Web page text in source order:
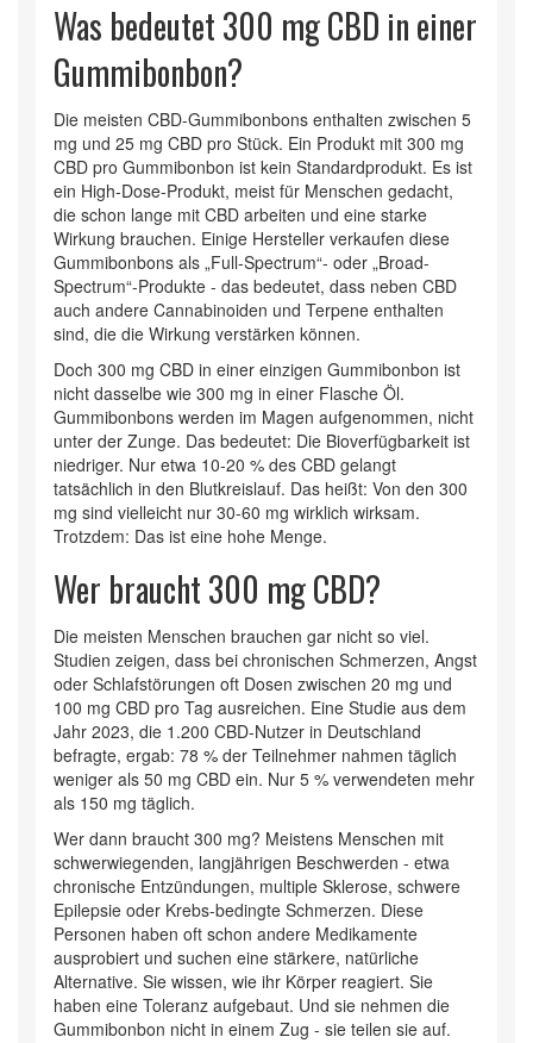
Was bedeutet 300 mg CBD in einer
Gummibonbon?
Die meisten CBD-Gummibonbons enthalten zwischen 5
mg und 25 mg CBD pro Stück. Ein Produkt mit 300 mg
CBD pro Gummibonbon ist kein Standardprodukt. Es ist
ein High-Dose-Produkt, meist für Menschen gedacht,
die schon lange mit CBD arbeiten und eine starke
Wirkung brauchen. Einige Hersteller verkaufen diese
Gummibonbons als „Full-Spectrum“- oder „Broad-
Spectrum“-Produkte - das bedeutet, dass neben CBD
auch andere Cannabinoiden und Terpene enthalten
sind, die die Wirkung verstärken können.
Doch 300 mg CBD in einer einzigen Gummibonbon ist
nicht dasselbe wie 300 mg in einer Flasche Öl.
Gummibonbons werden im Magen aufgenommen, nicht
unter der Zunge. Das bedeutet: Die Bioverfügbarkeit ist
niedriger. Nur etwa 10-20 % des CBD gelangt
tatsächlich in den Blutkreislauf. Das heißt: Von den 300
mg sind vielleicht nur 30-60 mg wirklich wirksam.
Trotzdem: Das ist eine hohe Menge.
Wer braucht 300 mg CBD?
Die meisten Menschen brauchen gar nicht so viel.
Studien zeigen, dass bei chronischen Schmerzen, Angst
oder Schlafstörungen oft Dosen zwischen 20 mg und
100 mg CBD pro Tag ausreichen. Eine Studie aus dem
Jahr 2023, die 1.200 CBD-Nutzer in Deutschland
befragte, ergab: 78 % der Teilnehmer nahmen täglich
weniger als 50 mg CBD ein. Nur 5 % verwendeten mehr
als 150 mg täglich.
Wer dann braucht 300 mg? Meistens Menschen mit
schwerwiegenden, langjährigen Beschwerden - etwa
chronische Entzündungen, multiple Sklerose, schwere
Epilepsie oder Krebs-bedingte Schmerzen. Diese
Personen haben oft schon andere Medikamente
ausprobiert und suchen eine stärkere, natürliche
Alternative. Sie wissen, wie ihr Körper reagiert. Sie
haben eine Toleranz aufgebaut. Und sie nehmen die
Gummibonbon nicht in einem Zug - sie teilen sie auf.